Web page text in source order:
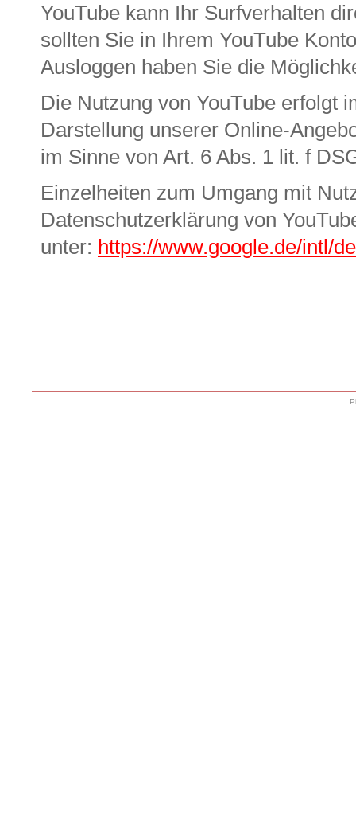
YouTube kann Ihr Surfverhalten
sollten Sie in Ihrem YouTube
Ausloggen haben Sie die
Die Nutzung von YouTube erfolgt
Darstellung unserer Online-
im Sinne von Art. 6 Abs. 1 lit. f
Einzelheiten zum Umgang mit
Datenschutzerklärung von
unter: https://www.google.de/intl/